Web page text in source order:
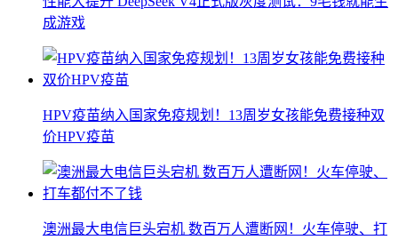
成游戏
HPV疫苗纳入国家免疫规划！13周岁女孩能免费接种双
价HPV疫苗
澳洲最大电信巨头宕机 数百万人遭断网！火车停驶、打